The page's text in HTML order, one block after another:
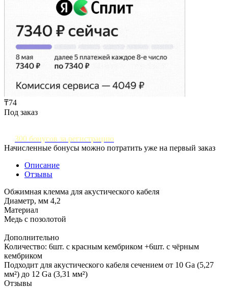
₸74
Под заказ
300 бонусов за регистрацию
Начисленные бонусы можно потратить уже на первый заказ
Описание
Отзывы
Обжимная клемма для акустического кабеля
Диаметр, мм 4,2
Материал
Медь с позолотой
Дополнительно
Количество: 6шт. с красным кембриком +6шт. с чёрным
кембриком
Подходит для акустического кабеля сечением от 10 Ga (5,27
мм²) до 12 Ga (3,31 мм²)
Отзывы